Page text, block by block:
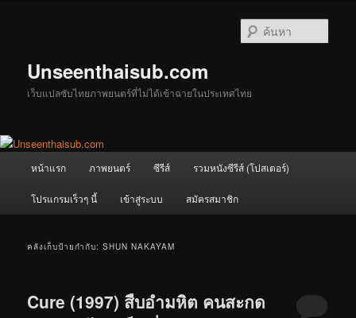
Unseenthaisub.com
เว็บแปลซับไทยภาพยนตร์ที่ไม่ได้เข้าฉายในประเทศไทย
หน้าแรก ภาพยนตร์ ซีรีส์ รวมหนังซีรีส์ (โปสเตอร์)
โปรแกรมเร็วๆ นี้ เข้าสู่ระบบ สมัครสมาชิก
คลังเก็บป้ายกำกับ:SHUN NAKAYAM
Cure (1997) สืบอำมหิต คนสะกด